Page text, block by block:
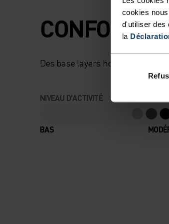
cookies
d'utiliser des
la
PERMET
L’HUMIDITÉ.
CONFORT
Des base layers hors pair qui te
NIVEAU D'ACTIVITÉ
BAS